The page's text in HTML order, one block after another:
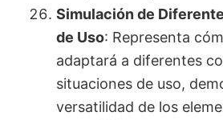
Simulación de
de Uso: Representa
adaptará a diferentes
situaciones de uso,
versatilidad de los